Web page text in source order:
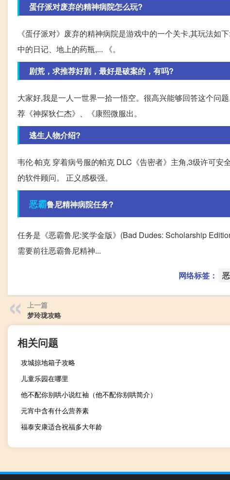
蛋仔派对废弃的精神病院怎么玩?
《蛋仔派对》废弃的精神病院是游戏中的一个关卡,其玩法如
中的日记、地上的药瓶,... 《。
剧荒，求推荐好剧，最好是破案的，有吗?
大家好,我是一人一世界一拾一悟空。很高兴能够回答这个问
荐《神探狄仁杰》、《康熙微服出。
逃生人物介绍?
韦伦·帕克 穿着病号服的帕克 DLC《告密者》主角,3级许可
的软件顾问。 正义感极强。
恶霸鲁尼精神病院任务?
任务是《恶霸鲁尼:奖学金版》(Bad Dudes: Scholarship
需要前往恶霸鲁尼精神...
网络标签：
上一篇
梦玲珑攻略
相关问题
攻城掠地箱子攻略
儿童乐园在哪里
他不配你别哄小说红袖（他不配你别哄简介）
元宵中含有什么营养素
福泰安康适合祝福多大年龄